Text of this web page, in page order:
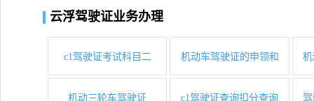
云浮驾驶证业务办理
c1驾驶证考试科目二 机动车驾驶证的申领和
机动三轮车驾驶证 c1驾驶证查询扣分查询